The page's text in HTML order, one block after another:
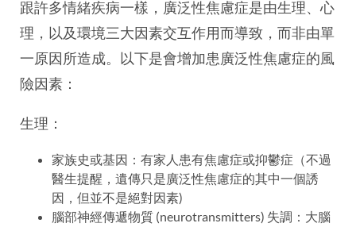
跟許多情緒疾病一樣，廣泛性焦慮症是由生理、心
理，以及環境三大因素交互作用而導致，而非由單
一原因所造成。以下是會增加患廣泛性焦慮症的風
險因素：
生理：
家族史或基因：有家人患有焦慮症或抑鬱症（不過
醫生提醒，遺傳只是廣泛性焦慮症的其中一個誘
因，但並不是絕對因素)
腦部神經傳遞物質 (neurotransmitters) 失調：大腦